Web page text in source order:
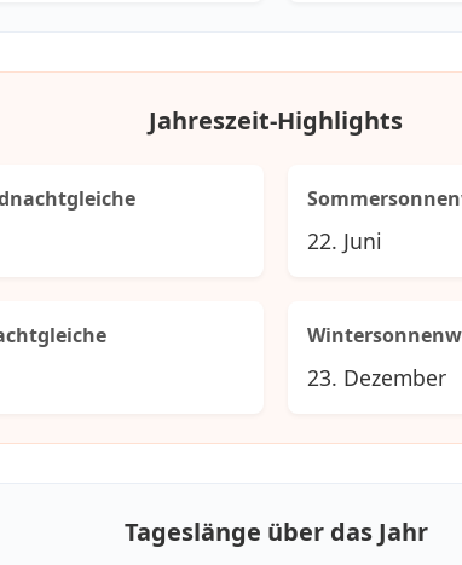
Jahreszeit-Highlights
22. Juni
23. Dezember
Tageslänge über das Jahr